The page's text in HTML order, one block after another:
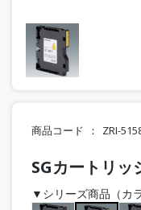
商品コード ZRI-
SGカートリッ
▼シリーズ商品（カラ